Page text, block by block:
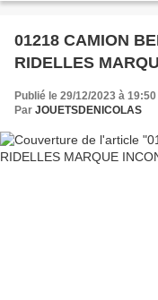
01218 CAMION
RIDELLES
Publié le 29/12/2023 à 19:50
Par JOUETSDENICOLAS